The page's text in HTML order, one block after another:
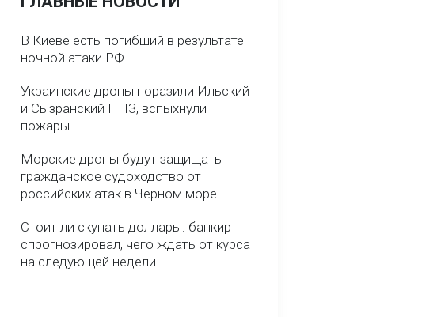
В Киеве есть погибший в результате
ночной атаки РФ
Украинские дроны поразили Ильский
и Сызранский НПЗ, вспыхнули
пожары
Морские дроны будут защищать
гражданское судоходство от
российских атак в Черном море
Стоит ли скупать доллары: банкир
спрогнозировал, чего ждать от курса
на следующей недели